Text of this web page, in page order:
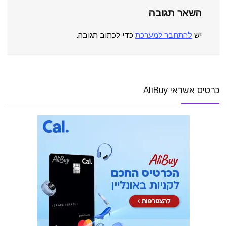
השאר תגובה
יש להתחבר למערכת כדי לכתוב תגובה.
כרטיס אשראי AliBuy